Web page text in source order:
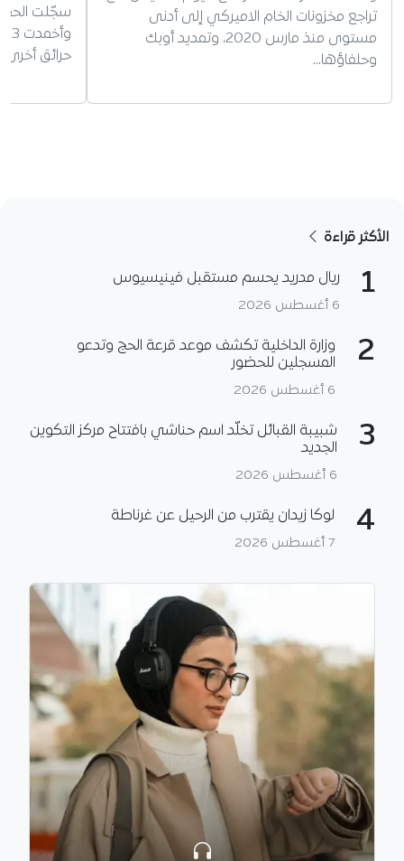
تراجع مخزونات الخام الاميركي إلى أدنى
مستوى منذ مارس 2020، وتمديد أوبك
وحلفاؤها…
حرائق أخرى.
الأكثر قراءة
1 ريال مدريد يحسم مستقبل فينيسيوس
6 أغسطس 2026
2
وزارة الداخلية تكشف موعد قرعة الحج وتدعو
المسجلين للحضور
6 أغسطس 2026
3
شبيبة القبائل تخلّد اسم حناشي بافتتاح مركز التكوين
الجديد
6 أغسطس 2026
4 لوكا زيدان يقترب من الرحيل عن غرناطة
7 أغسطس 2026